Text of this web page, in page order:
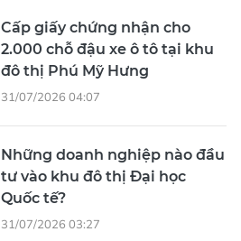
Cấp giấy chứng nhận cho
2.000 chỗ đậu xe ô tô tại khu
đô thị Phú Mỹ Hưng
31/07/2026 04:07
Những doanh nghiệp nào đầu
tư vào khu đô thị Đại học
Quốc tế?
31/07/2026 03:27